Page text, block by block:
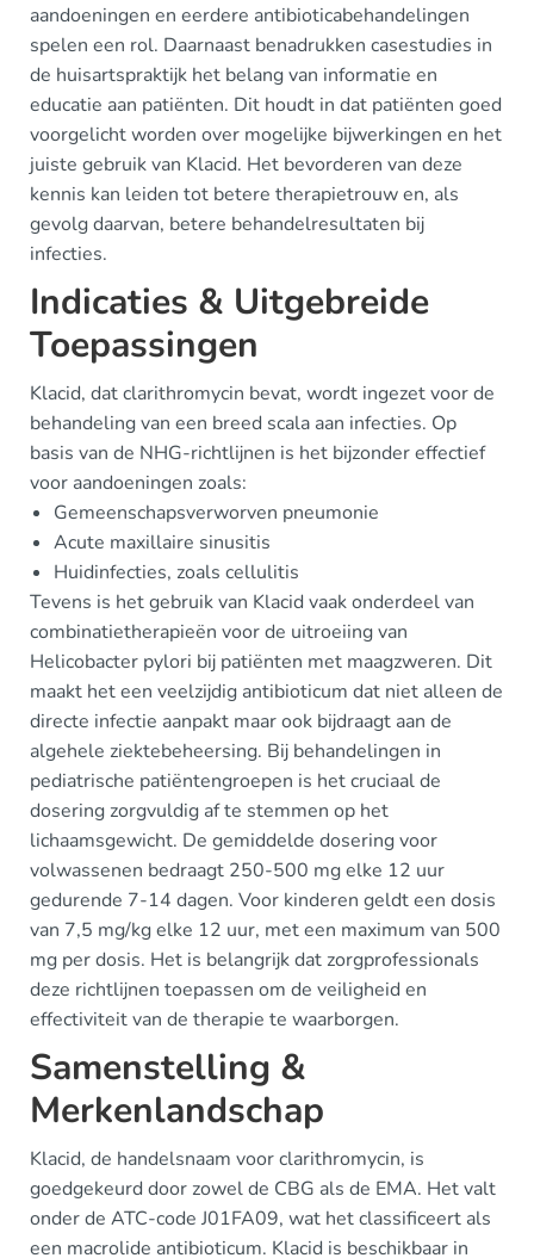
aandoeningen en eerdere antibioticabehandelingen
spelen een rol. Daarnaast benadrukken casestudies in
de huisartspraktijk het belang van informatie en
educatie aan patiënten. Dit houdt in dat patiënten goed
voorgelicht worden over mogelijke bijwerkingen en het
juiste gebruik van Klacid. Het bevorderen van deze
kennis kan leiden tot betere therapietrouw en, als
gevolg daarvan, betere behandelresultaten bij
infecties.
Indicaties & Uitgebreide
Toepassingen
Klacid, dat clarithromycin bevat, wordt ingezet voor de
behandeling van een breed scala aan infecties. Op
basis van de NHG-richtlijnen is het bijzonder effectief
voor aandoeningen zoals:
Gemeenschapsverworven pneumonie
Acute maxillaire sinusitis
Huidinfecties, zoals cellulitis
Tevens is het gebruik van Klacid vaak onderdeel van
combinatietherapieën voor de uitroeiing van
Helicobacter pylori bij patiënten met maagzweren. Dit
maakt het een veelzijdig antibioticum dat niet alleen de
directe infectie aanpakt maar ook bijdraagt aan de
algehele ziektebeheersing. Bij behandelingen in
pediatrische patiëntengroepen is het cruciaal de
dosering zorgvuldig af te stemmen op het
lichaamsgewicht. De gemiddelde dosering voor
volwassenen bedraagt 250-500 mg elke 12 uur
gedurende 7-14 dagen. Voor kinderen geldt een dosis
van 7,5 mg/kg elke 12 uur, met een maximum van 500
mg per dosis. Het is belangrijk dat zorgprofessionals
deze richtlijnen toepassen om de veiligheid en
effectiviteit van de therapie te waarborgen.
Samenstelling &
Merkenlandschap
Klacid, de handelsnaam voor clarithromycin, is
goedgekeurd door zowel de CBG als de EMA. Het valt
onder de ATC-code J01FA09, wat het classificeert als
een macrolide antibioticum. Klacid is beschikbaar in